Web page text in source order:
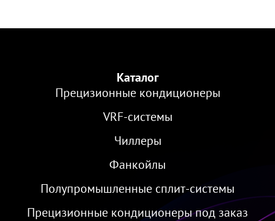
Каталог
Прецизионные кондиционеры
VRF-cистемы
Чиллеры
Фанкойлы
Полупромышленные сплит-системы
Прецизионные кондиционеры под заказ